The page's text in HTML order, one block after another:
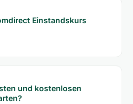
Einstandskurs
und kostenlosen